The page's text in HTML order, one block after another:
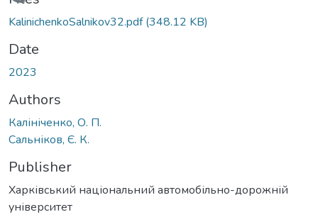
KalinichenkoSalnikov32.pdf(348.12 KB)
Date
2023
Authors
Калініченко, О. П.
Сальніков, Є. К.
Publisher
Харківський національний автомобільно-дорожній
університет